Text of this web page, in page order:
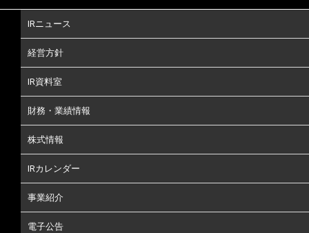
IRニュース
経営方針
IR資料室
財務・業績情報
株式情報
IRカレンダー
事業紹介
電子公告